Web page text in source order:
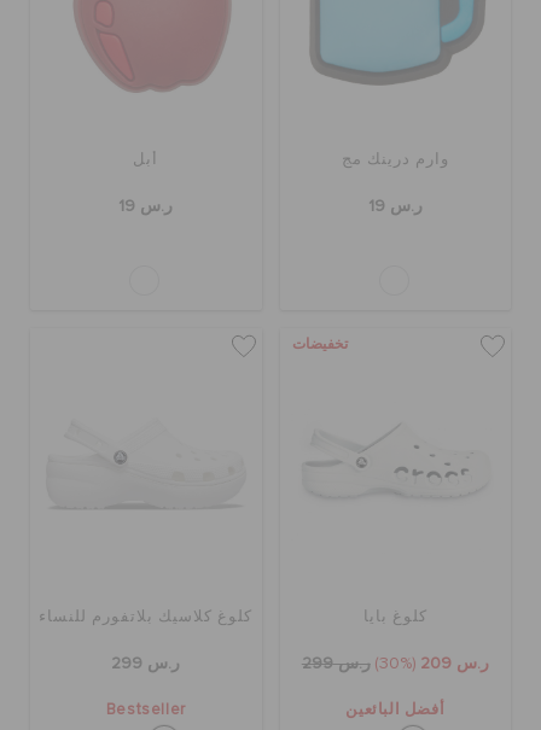
وارم درينك مج
ر.س 19
أبل
ر.س 19
تخفيضات
كلوغ بايا
ر.س 209 (30%) ر.س 299
أفضل البائعين
كلوغ كلاسيك بلاتفورم للنساء
ر.س 299
Bestseller